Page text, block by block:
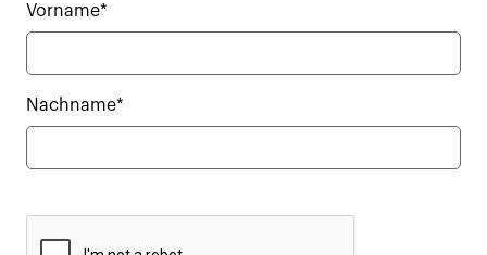
Vorname*
Nachname*